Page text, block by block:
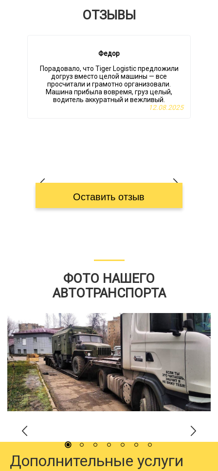
ОТЗЫВЫ
Федор
Порадовало, что Tiger Logistic предложили
догруз вместо целой машины — все
просчитали и грамотно организовали.
Машина прибыла вовремя, груз целый,
водитель аккуратный и вежливый.
12.08.2025
Оставить отзыв
ФОТО НАШЕГО
АВТОТРАНСПОРТА
Дополнительные услуги